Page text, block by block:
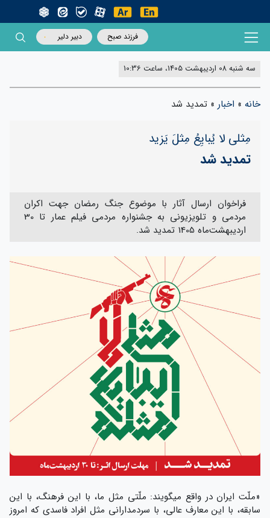
فرزند صبح دبیر دلیر
سه شنبه 08 اردیبهشت 1405، ساعت 10:36
خانه » اخبار » تمدید شد
مِثلی لا یُبایِعُ مِثلَ یَزید
تمدید شد
فراخوان ارسال آثار با موضوع جنگ رمضان جهت اکران
مردمی و تلویزیونی به جشنواره مردمی فیلم عمار تا 30
اردیبهشت‌ماه 1405 تمدید شد.
«ملّت ایران در واقع میگویند: ملّتی مثل ما، با این فرهنگ، با این
سابقه، با این معارف عالی، با سردمدارانی مثل افراد فاسدی که امروز